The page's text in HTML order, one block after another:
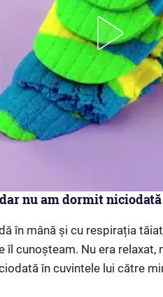
nu am dormit
în mână și cu respirația
îl cunoșteam. Nu era
în cuvintele lui către